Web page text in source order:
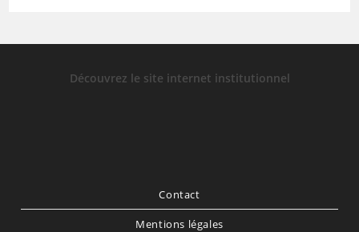
Découvrez le site internet institutionnel
Contact
Mentions légales